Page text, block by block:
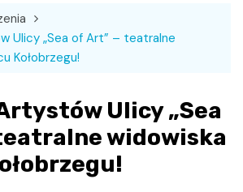
Ulicy „Sea of Art” – teatralne
Kołobrzegu!
Ulicy „Sea
widowiska